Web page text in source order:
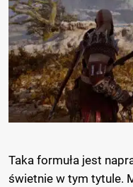
Taka formuła jest
świetnie w tym tytule.